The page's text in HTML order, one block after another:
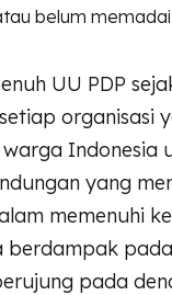
belum memadai
UU PDP
organisasi
Indonesia
yang
memenuhi
berdampak
pada